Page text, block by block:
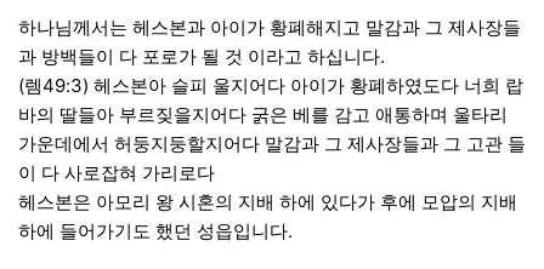
하나님께서는 헤스본과 아이가 황폐해지고 말감과 그 제사장들
과 방백들이 다 포로가 될 것 이라고 하십니다.
(렘49:3) 헤스본아 슬피 울지어다 아이가 황폐하였도다 너희 랍
바의 딸들아 부르짖을지어다 굵은 베를 감고 애통하며 울타리
가운데에서 허둥지둥할지어다 말감과 그 제사장들과 그 고관 들
이 다 사로잡혀 가리로다
헤스본은 아모리 왕 시혼의 지배 하에 있다가 후에 모압의 지배
하에 들어가기도 했던 성읍입니다.